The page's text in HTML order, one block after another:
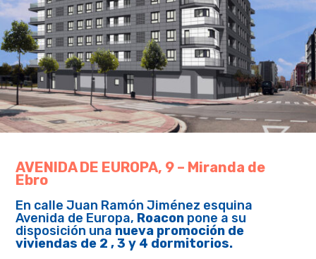
AVENIDA DE EUROPA, 9 – Miranda de
Ebro
En calle Juan Ramón Jiménez esquina
Avenida de Europa, Roacon pone a su
disposición una nueva promoción de
viviendas de 2 , 3 y 4 dormitorios.